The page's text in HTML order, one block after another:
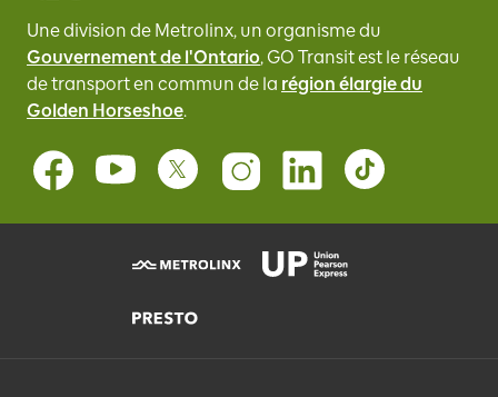
Une division de Metrolinx, un organisme du
Gouvernement de l'Ontario, GO Transitest le réseau
de transport en commun de la région élargie du
Golden Horseshoe.